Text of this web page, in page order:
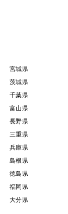
宮城県
茨城県
千葉県
富山県
長野県
三重県
兵庫県
島根県
徳島県
福岡県
大分県